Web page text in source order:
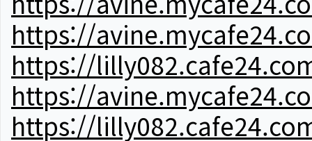
https://
https://
https://
https://